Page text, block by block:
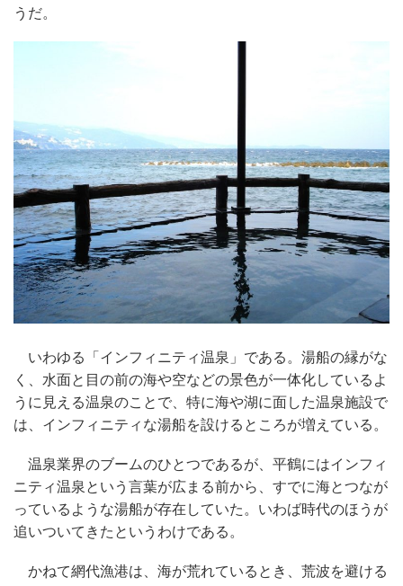
うだ。
いわゆる「インフィニティ温泉」である。湯船の縁がな
く、水面と目の前の海や空などの景色が一体化しているよ
うに見える温泉のことで、特に海や湖に面した温泉施設で
は、インフィニティな湯船を設けるところが増えている。
温泉業界のブームのひとつであるが、平鶴にはインフィ
ニティ温泉という言葉が広まる前から、すでに海とつなが
っているような湯船が存在していた。いわば時代のほうが
追いついてきたというわけである。
かねて網代漁港は、海が荒れているとき、荒波を避ける